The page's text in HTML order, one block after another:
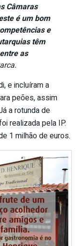
Câmaras
é um bom
e
têm
as
e incluíram a
peões, assim
a rotunda de
realizada pela IP.
1 milhão de euros.